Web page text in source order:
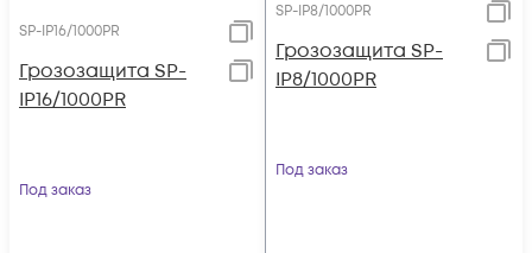
SP-IP16/1000PR
Грозозащита SP-
IP16/1000PR
Под заказ
SP-IP8/1000PR
Грозозащита SP-
IP8/1000PR
Под заказ